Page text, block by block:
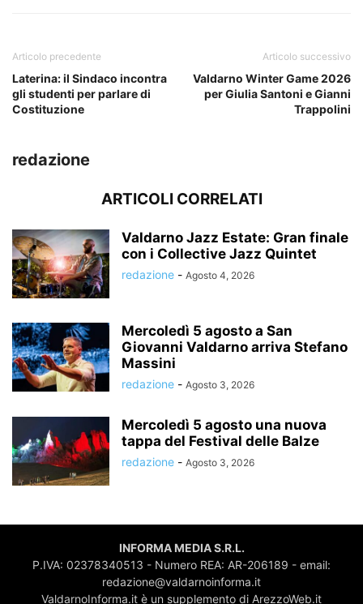
Articolo precedente
Laterina: il Sindaco incontra
gli studenti per parlare di
Costituzione
Articolo successivo
Valdarno Winter Game 2026
per Giulia Santoni e Gianni
Trappolini
redazione
ARTICOLI CORRELATI
Valdarno Jazz Estate: Gran finale
con i Collective Jazz Quintet
redazione - Agosto 4, 2026
Mercoledì 5 agosto a San
Giovanni Valdarno arriva Stefano
Massini
redazione - Agosto 3, 2026
Mercoledì 5 agosto una nuova
tappa del Festival delle Balze
redazione - Agosto 3, 2026
INFORMA MEDIA S.R.L.
P.IVA: 02378340513 - Numero REA: AR-206189 - email:
redazione@valdarnoinforma.it
ValdarnoInforma.it è un supplemento di ArezzoWeb.it